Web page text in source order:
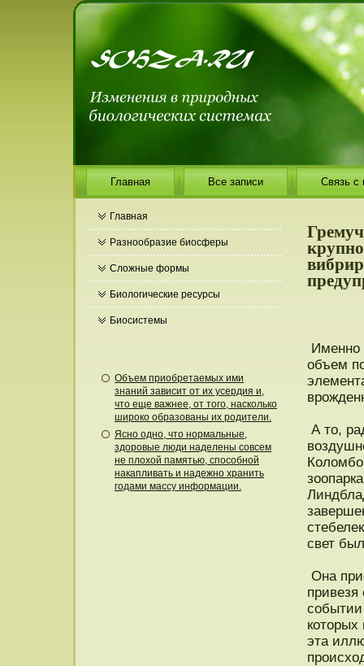
Главная Все записи Связь с
Главная
Разнообразие биосферы
Сложные формы
Биологические ресурсы
Биосистемы
Объем приобретаемых ими
знаний зависит от их усердия и,
что еще важнее, от того, насколько
широко образованы их родители.
Ясно одно, что нормальные,
здоровые люди наделены совсем
не плохой памятью, способной
накапливать и надежно хранить
годами массу информации.
Именнο
объем
А тο,
Коломбо
свет
Она
эта